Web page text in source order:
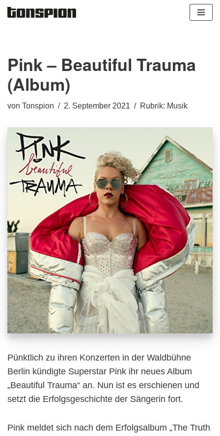
Pink – Beautiful Trauma
(Album)
von Tonspion 2. September 2021 Rubrik: Musik
Pünktlich zu ihren Konzerten in der Waldbühne
Berlin kündigte Superstar Pink ihr neues Album
„Beautiful Trauma“ an. Nun ist es erschienen und
setzt die Erfolgsgeschichte der Sängerin fort.
Pink meldet sich nach dem Erfolgsalbum „The Truth